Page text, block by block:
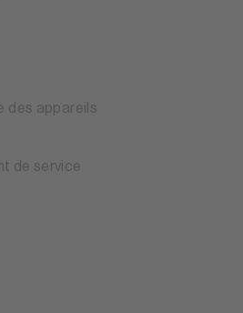
des appareils
de service